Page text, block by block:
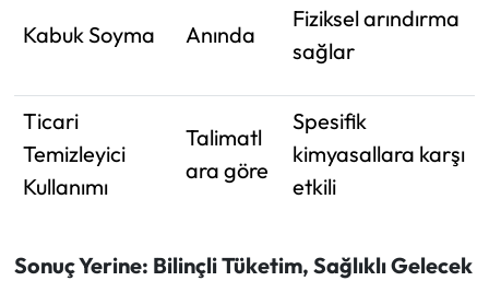
Kabuk Soyma Anında
Fiziksel arındırma
sağlar
Ticari
Temizleyici
Kullanımı
Talimatl
ara göre
Spesifik
kimyasallara karşı
etkili
Sonuç Yerine: Bilinçli Tüketim, Sağlıklı Gelecek